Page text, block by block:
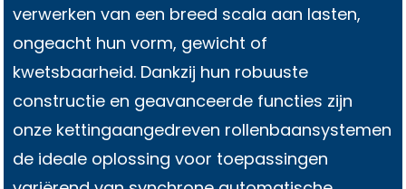
verwerken van een breed scala aan lasten,
ongeacht hun vorm, gewicht of
kwetsbaarheid. Dankzij hun robuuste
constructie en geavanceerde functies zijn
onze kettingaangedreven rollenbaansystemen
de ideale oplossing voor toepassingen